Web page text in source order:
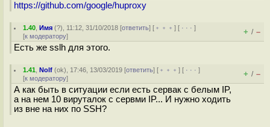
https://github.com/google/huproxy
1.40 ,Имя (?), 11:12, 31/10/2018 [ответить] [ ﹢﹢﹢] [ · · ·]
[к модератору] + / –
Есть же sslh для этого.
1.41 ,Nolf (ok), 17:46, 13/03/2019 [ответить] [ ﹢﹢﹢] [ · · ·]
[к модератору] + / –
А как быть в ситуации если есть сервак с белым IP,
а на нем 10 вируталок с сервми IP... И нужно ходить
из вне на них по SSH?